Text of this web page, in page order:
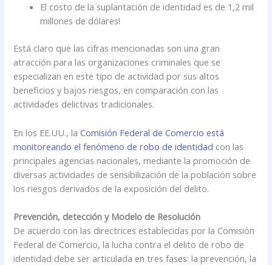
El costo de la suplantación de identidad es de 1,2 mil
millones de dólares!
Está claro que las cifras mencionadas son una gran
atracción para las organizaciones criminales que se
especializan en este tipo de actividad por sus altos
beneficios y bajos riesgos, en comparación con las
actividades delictivas tradicionales.
En los EE.UU., laComisión Federal de Comercio está
monitoreando el fenómeno de robo de identidad con las
principales agencias nacionales, mediante la promoción de
diversas actividades de sensibilización de la población sobre
los riesgos derivados de la exposición del delito.
Prevención, detección y Modelo de Resolución
De acuerdo con las directrices establecidas por la Comisión
Federal de Comercio, la lucha contra el delito de robo de
identidad debe ser articulada en tres fases: la prevención, la